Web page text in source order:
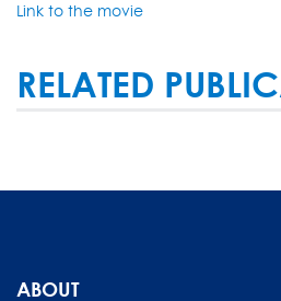
Link to the movie
RELATED
ABOUT